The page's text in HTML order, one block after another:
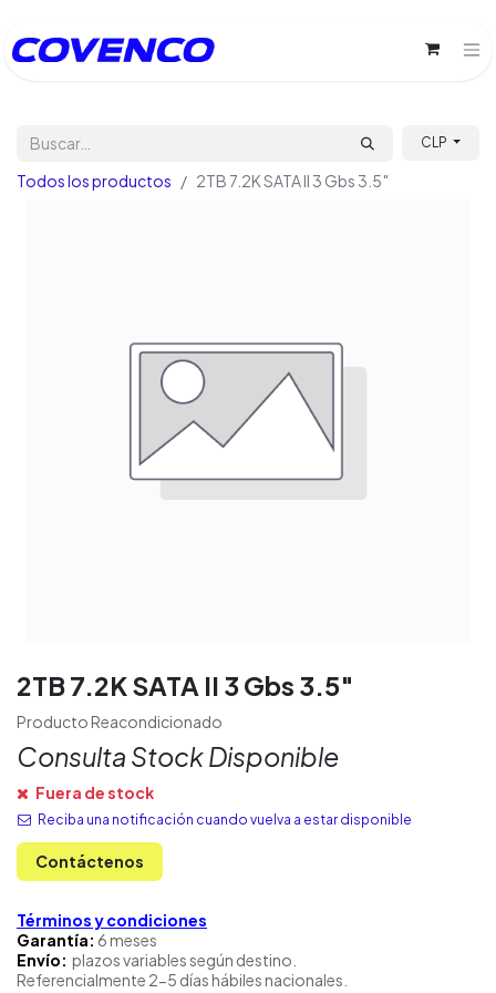
CLP
Todos los productos 2TB 7.2K SATA II 3 Gbs 3.5″
2TB 7.2K SATA II 3 Gbs 3.5″
Producto Reacondicionado
Consulta Stock Disponible
Fuera de stock
Reciba una notificación cuando vuelva a estar disponible
Contáctenos
Términos y condiciones
Garantía: 6 meses
Envío: plazos variables según destino.
Referencialmente 2-5 días hábiles nacionales.